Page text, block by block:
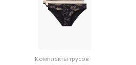
Комплекты трусов